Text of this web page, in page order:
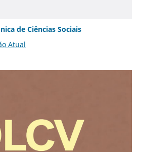
de Ciências Sociais
Atual